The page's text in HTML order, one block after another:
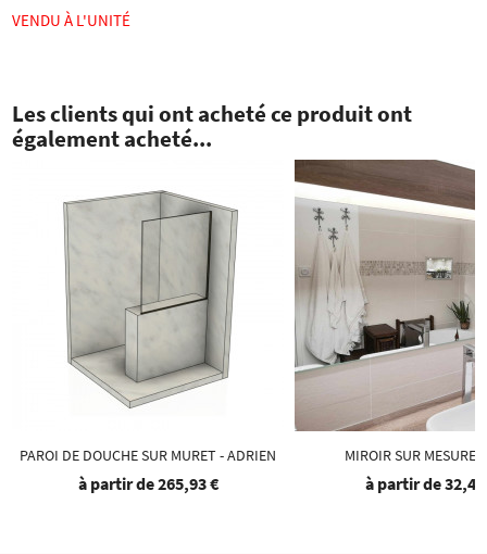
VENDUÀ L'UNITÉ
Les clients qui ont acheté ce produit ont
également acheté...
PAROI DE DOUCHE SUR MURET - ADRIEN
à partir de265,93 €
MIROIR SUR MESURE
à partir de